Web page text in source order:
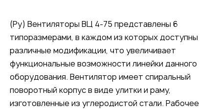
(Ру) Вентиляторы ВЦ 4-75 представлены 6
типоразмерами, в каждом из которых доступны
различные модификации, что увеличивает
функциональные возможности линейки данного
оборудования. Вентилятор имеет спиральный
поворотный корпус в виде улитки и раму,
изготовленные из углеродистой стали. Рабочее